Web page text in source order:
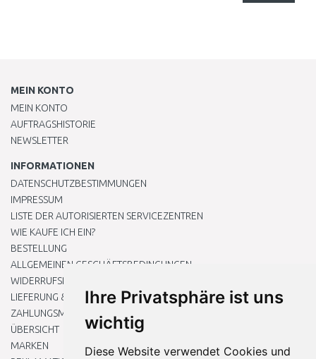
Ihre Privatsphäre ist uns
wichtig
Diese Website verwendet Cookies und
MEIN KONTO
MEIN KONTO
AUFTRAGSHISTORIE
NEWSLETTER
INFORMATIONEN
DATENSCHUTZBESTIMMUNGEN
IMPRESSUM
LISTE DER AUTORISIERTEN SERVICEZENTREN
WIE KAUFE ICH EIN?
BESTELLUNG
ALLGEMEINEN GESCHÄFTSBEDINGUNGEN
WIDERRUFSRECHT
LIEFERUNG & ZAHLUNG
ZAHLUNGSMETHODEN
ÜBERSICHT
MARKEN